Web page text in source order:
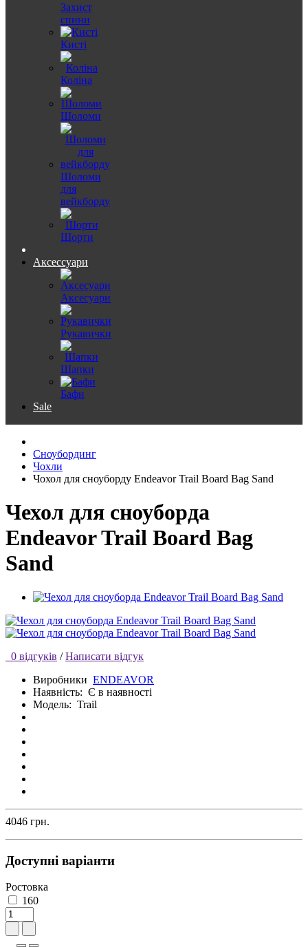
Захист
спини
Кисті
Коліна
Шоломи
Шоломи
для
вейкборду
Шорти
Аксессуари
Аксесуари
Рукавички
Шапки
Бафи
Sale
Сноубординг
Чохли
Чохол для сноуборду Endeavor Trail Board Bag Sand
Чехол для сноуборда
Endeavor Trail Board Bag
Sand
0 відгуків / Написати відгук
Виробники ENDEAVOR
Наявність: Є в наявності
Модель: Trail
4046 грн.
Доступні варіанти
Ростовка
160